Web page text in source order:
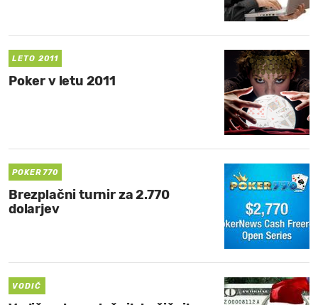
MOJ
LETO 2011
Poker v letu 2011
POKER770
Brezplačni turnir za 2.770
dolarjev
VODIČ